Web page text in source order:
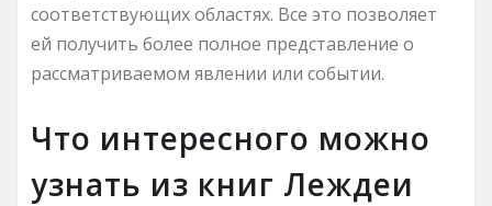
соответствующих областях. Все это позволяет
ей получить более полное представление о
рассматриваемом явлении или событии.
Что интересного можно
узнать из книг Леждеи